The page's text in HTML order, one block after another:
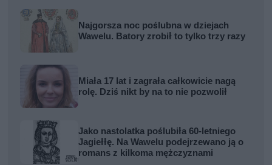
Najgorsza noc poślubna w dziejach
Wawelu. Batory zrobił to tylko trzy razy
Miała 17 lat i zagrała całkowicie nagą
rolę. Dziś nikt by na to nie pozwolił
Jako nastolatka poślubiła 60-letniego
Jagiełłę. Na Wawelu podejrzewano ją o
romans z kilkoma mężczyznami